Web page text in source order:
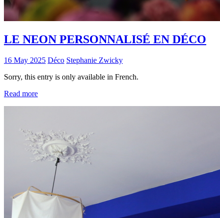
LE NEON PERSONNALISÉ EN DÉCO
16 May 2025 Déco Stephanie Zwicky
Sorry, this entry is only available in French.
Read more